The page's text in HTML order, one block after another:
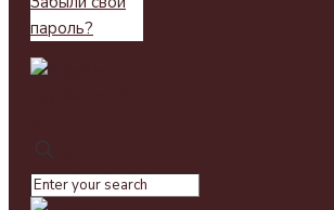
пароль?